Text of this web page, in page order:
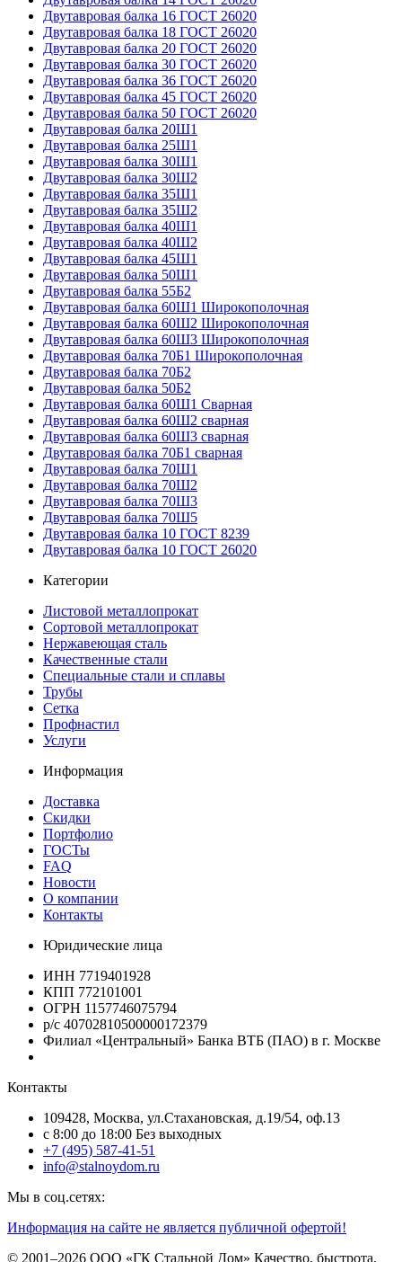
Двутавровая балка 16 ГОСТ 26020
Двутавровая балка 18 ГОСТ 26020
Двутавровая балка 20 ГОСТ 26020
Двутавровая балка 30 ГОСТ 26020
Двутавровая балка 36 ГОСТ 26020
Двутавровая балка 45 ГОСТ 26020
Двутавровая балка 50 ГОСТ 26020
Двутавровая балка 20Ш1
Двутавровая балка 25Ш1
Двутавровая балка 30Ш1
Двутавровая балка 30Ш2
Двутавровая балка 35Ш1
Двутавровая балка 35Ш2
Двутавровая балка 40Ш1
Двутавровая балка 40Ш2
Двутавровая балка 45Ш1
Двутавровая балка 50Ш1
Двутавровая балка 55Б2
Двутавровая балка 60Ш1 Широкополочная
Двутавровая балка 60Ш2 Широкополочная
Двутавровая балка 60Ш3 Широкополочная
Двутавровая балка 70Б1 Широкополочная
Двутавровая балка 70Б2
Двутавровая балка 50Б2
Двутавровая балка 60Ш1 Сварная
Двутавровая балка 60Ш2 сварная
Двутавровая балка 60Ш3 сварная
Двутавровая балка 70Б1 сварная
Двутавровая балка 70Ш1
Двутавровая балка 70Ш2
Двутавровая балка 70Ш3
Двутавровая балка 70Ш5
Двутавровая балка 10 ГОСТ 8239
Двутавровая балка 10 ГОСТ 26020
Категории
Листовой металлопрокат
Сортовой металлопрокат
Нержавеющая сталь
Качественные стали
Специальные стали и сплавы
Трубы
Сетка
Профнастил
Услуги
Информация
Доставка
Скидки
Портфолио
ГОСТы
FAQ
Новости
О компании
Контакты
Юридические лица
ИНН 7719401928
КПП 772101001
ОГРН 1157746075794
р/с 40702810500000172379
Филиал «Центральный» Банка ВТБ (ПАО) в г. Москве
Контакты
109428, Москва, ул.Стахановская, д.19/54, оф.13
c 8:00 до 18:00 Без выходных
+7 (495) 587-41-51
info@stalnoydom.ru
Мы в соц.сетях:
Информация на сайте не является публичной офертой!
© 2001–2026 ООО «ГК Стальной Дом» Качество, быстрота,